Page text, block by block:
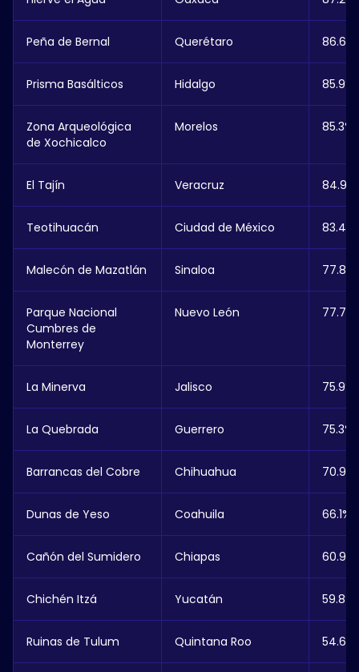
Peña de Bernal Querétaro 86.6%
Prisma Basálticos Hidalgo 85.9%
Zona Arqueológica
de Xochicalco
Morelos 85.3%
El Tajín Veracruz 84.9%
Teotihuacán Ciudad de México 83.4%
Malecón de Mazatlán Sinaloa 77.8%
Parque Nacional
Cumbres de
Monterrey
Nuevo León 77.7%
La Minerva Jalisco 75.9%
La Quebrada Guerrero 75.3%
Barrancas del Cobre Chihuahua 70.9%
Dunas de Yeso Coahuila 66.1%
Cañón del Sumidero Chiapas 60.9%
Chichén Itzá Yucatán 59.8%
Ruinas de Tulum Quintana Roo 54.6%